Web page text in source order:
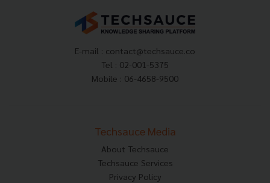
E-mail : contact@techsauce.co
Tel : 02-001-5375
Mobile : 06-4658-9500
Techsauce Media
About Techsauce
Techsauce Services
Privacy Policy